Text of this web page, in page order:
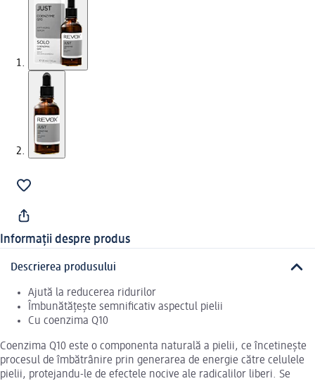
Informații despre produs
Descrierea produsului
Ajută la reducerea ridurilor
Îmbunătățește semnificativ aspectul pielii
Cu coenzima Q10
Coenzima Q10 este o componenta naturală a pielii, ce încetinește
procesul de îmbătrânire prin generarea de energie către celulele
pielii, protejandu-le de efectele nocive ale radicalilor liberi. Se